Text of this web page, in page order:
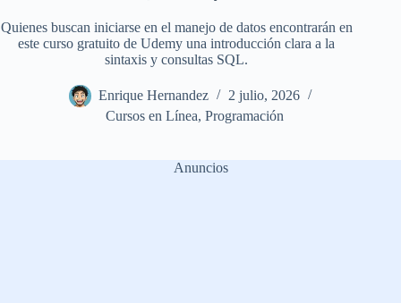
Quienes buscan iniciarse en el manejo de datos encontrarán en
este curso gratuito de Udemy una introducción clara a la
sintaxis y consultas SQL.
Enrique Hernandez
2 julio, 2026
Cursos en Línea, Programación
Anuncios